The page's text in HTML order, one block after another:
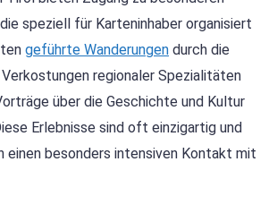
speziell für Karteninhaber organisiert
geführte Wanderungen durch die
regionaler Spezialitäten
über die Geschichte und Kultur
Erlebnisse sind oft einzigartig und
einen besonders intensiven Kontakt mit